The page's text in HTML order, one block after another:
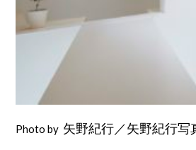
Photo by 矢野紀行／矢野紀行写